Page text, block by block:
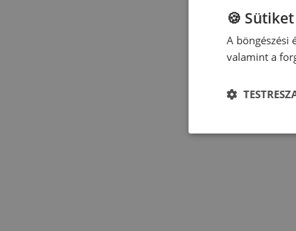
🍪
A böngészési
valamint a